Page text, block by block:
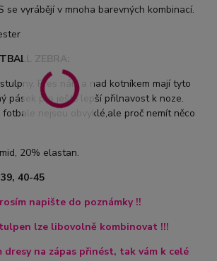
se vyrábějí v mnoha barevných kombinací.
ZEBRA:
Přes nárt a nad kotníkem mají tyto
pásek pro ještě lepší přilnavost k noze.
nejsou obvyklé,ale proč nemít něco
20% elastan.
40-45
napište do poznámky !!
lze libovolně kombinovat !!!
dresy na zápas přinést, tak vám k celé